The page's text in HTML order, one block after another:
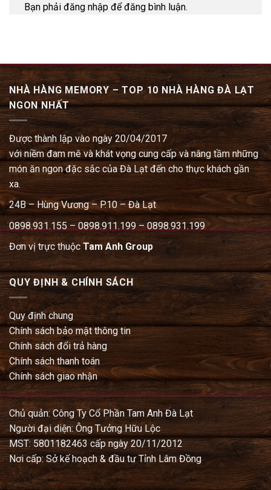
Bạn phải đăng nhập để đăng bình luận.
NHÀ HÀNG MEMORY – TOP 10 NHÀ HÀNG ĐÀ LẠT
NGON NHẤT
Được thành lập vào ngày 20/04/2017
với niềm đam mê và khát vọng cung cấp và nâng tầm những
món ăn ngon đặc sắc của Đà Lạt đến cho thực khách gần
xa.
24B – Hùng Vương – P.10 – Đà Lạt
0898.931.155 – 0898.911.199 – 0898.931.199
Đơn vị trực thuộcTam Anh Group
QUY ĐỊNH & CHÍNH SÁCH
Quy định chung
Chính sách bảo mật thông tin
Chính sách đổi trả hàng
Chính sách thanh toán
Chính sách giao nhận
Chủ quản: Công Ty Cổ Phần Tam Anh Đà Lạt
Người đại diện: Ông Tưởng Hữu Lộc
MST: 5801182463 cấp ngày 20/11/2012
Nơi cấp: Sở kế hoạch & đầu tư Tỉnh Lâm Đồng